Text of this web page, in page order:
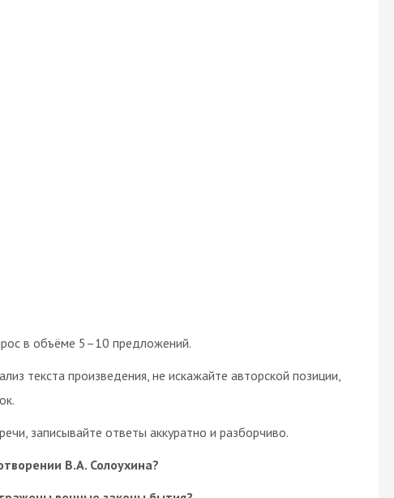
в объёме 5–10 предложений.
текста произведения, не искажайте авторской позиции,
записывайте ответы аккуратно и разборчиво.
В.А. Солоухина?